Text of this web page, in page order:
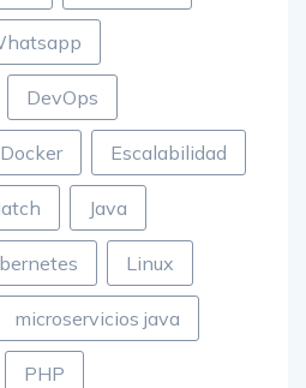
DevOps
Docker Escalabilidad
Java
Linux
microservicios java
PHP